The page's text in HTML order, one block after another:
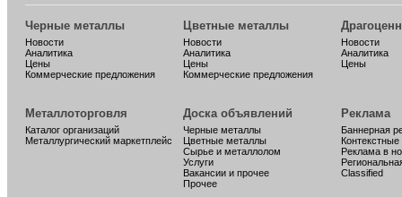
Черные металлы
Новости
Аналитика
Цены
Коммерческие предложения
Цветные металлы
Новости
Аналитика
Цены
Коммерческие предложения
Новости
Аналитика
Цены
Металлоторговля
Каталог организаций
Металлургический маркетплейс
Доска объявлений
Черные металлы
Цветные металлы
Сырье и металлолом
Услуги
Вакансии и прочее
Прочее
Реклама
Баннерная
Реклама в
Classified